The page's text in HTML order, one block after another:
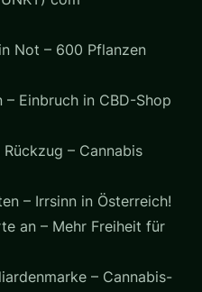
Not – 600 Pflanzen
– Einbruch in CBD-Shop
– Cannabis
– Irrsinn in Österreich!
an – Mehr Freiheit für
– Cannabis-